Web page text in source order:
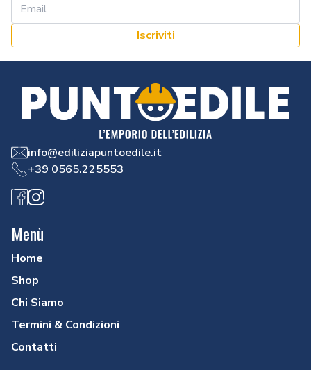
Iscriviti
info@ediliziapuntoedile.it
+39 0565.225553
Facebook
Instagram
Menù
Home
Shop
Chi Siamo
Termini & Condizioni
Contatti